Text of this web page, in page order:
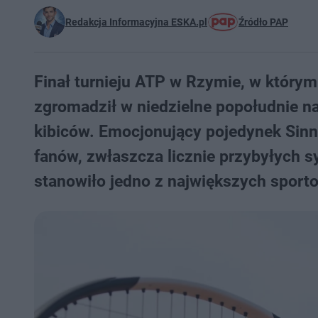
Redakcja Informacyjna ESKA.pl Źródło PAP
Finał turnieju ATP w Rzymie, w
zgromadził w niedzielne popołudnie
kibiców. Emocjonujący pojedynek
fanów, zwłaszcza licznie przybyłych
stanowiło jedno z największych